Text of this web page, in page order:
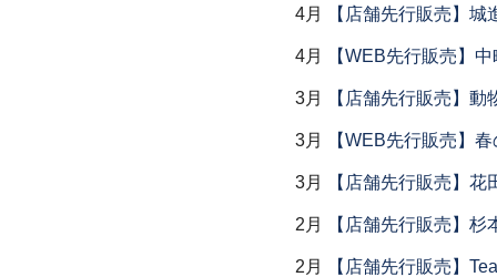
4月 【店舗先行販売】城
4月 【WEB先行販売】
3月 【店舗先行販売】動
3月 【WEB先行販売】
3月 【店舗先行販売】
2月 【店舗先行販売】
2月 【店舗先行販売】